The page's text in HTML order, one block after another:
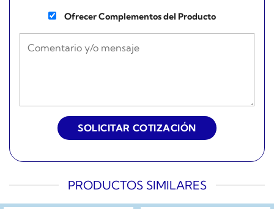
Ofrecer Complementos del Producto
PRODUCTOS SIMILARES